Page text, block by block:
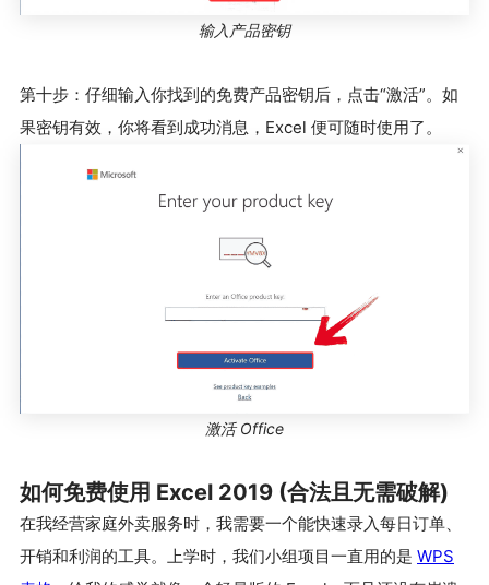
输入产品密钥
第十步：仔细输入你找到的免费产品密钥后，点击“激活”。如
果密钥有效，你将看到成功消息，Excel 便可随时使用了。
激活 Office
如何免费使用 Excel 2019 (合法且无需破解)
在我经营家庭外卖服务时，我需要一个能快速录入每日订单、
开销和利润的工具。上学时，我们小组项目一直用的是 WPS